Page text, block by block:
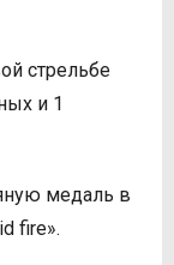
стрельбе
и 1
медаль в
fire».